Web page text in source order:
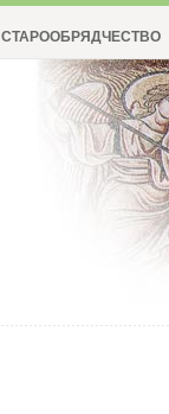
СТАРООБРЯДЧЕСТВО